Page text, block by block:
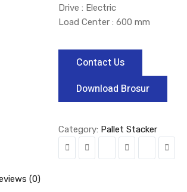
Drive : Electric
Load Center : 600 mm
Contact Us
Download Brosur
Category: Pallet Stacker
(0)